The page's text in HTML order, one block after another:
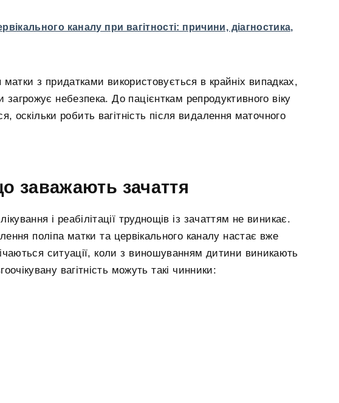
каналу при вагітності: причини, діагностика,
з придатками використовується в крайніх випадках,
загрожує небезпека. До пацієнткам репродуктивного віку
оскільки робить вагітність після видалення маточного
заважають зачаття
і реабілітації труднощів із зачаттям не виникає.
поліпа матки та цервікального каналу настає вже
ситуації, коли з виношуванням дитини виникають
вагітність можуть такі чинники: